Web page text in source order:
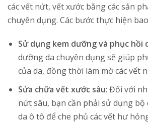
các vết nứt, vết xước bằng các sản
chuyên dụng. Các bước thực hiện
Sử dụng kem dưỡng và phục hồi
dưỡng da chuyên dụng sẽ giúp
của da, đồng thời làm mờ các vết
Sửa chữa vết xước sâu: Đối với
nứt sâu, bạn cần phải sử dụng bộ
da ô tô để che phủ các vết hư